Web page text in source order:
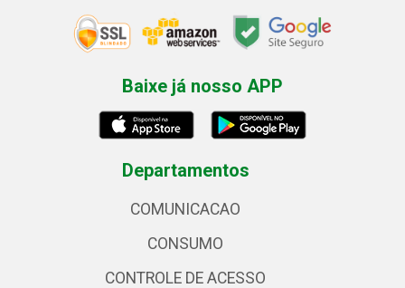
Baixe já nosso APP
Departamentos
COMUNICACAO
CONSUMO
CONTROLE DE ACESSO